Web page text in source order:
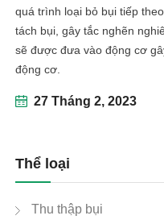
27 Tháng 2, 2023
Thể loại
Thu thập bụi
quá trình loại bỏ bụi tiếp
tách bụi, gây tắc nghẽn
sẽ được đưa vào động cơ
động cơ.